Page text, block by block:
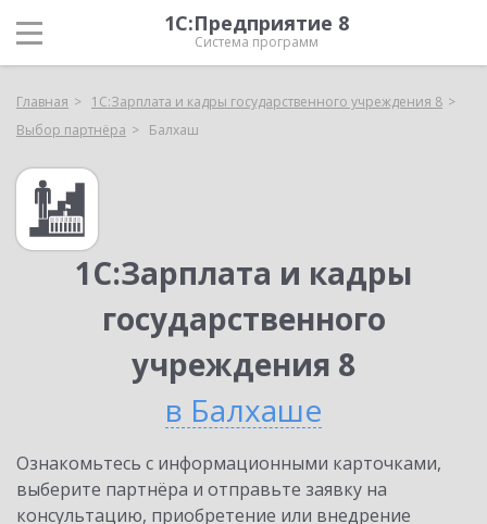
1С:Предприятие 8
Система программ
Главная
1С:Зарплата и кадры государственного учреждения 8
Выбор партнёра
Балхаш
1С:Зарплата и кадры
государственного
учреждения 8
в Балхаше
Ознакомьтесь с информационными карточками,
выберите партнёра и отправьте заявку на
консультацию, приобретение или внедрение